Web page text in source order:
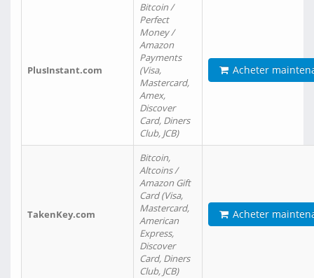
PlusInstant.com
Bitcoin /
Perfect
Money /
Amazon
Payments
(Visa,
Mastercard,
Amex,
Discover
Card, Diners
Club, JCB)
Acheter
TakenKey.com
Bitcoin,
Altcoins /
Amazon Gift
Card (Visa,
Mastercard,
American
Express,
Discover
Card, Diners
Club, JCB)
Acheter